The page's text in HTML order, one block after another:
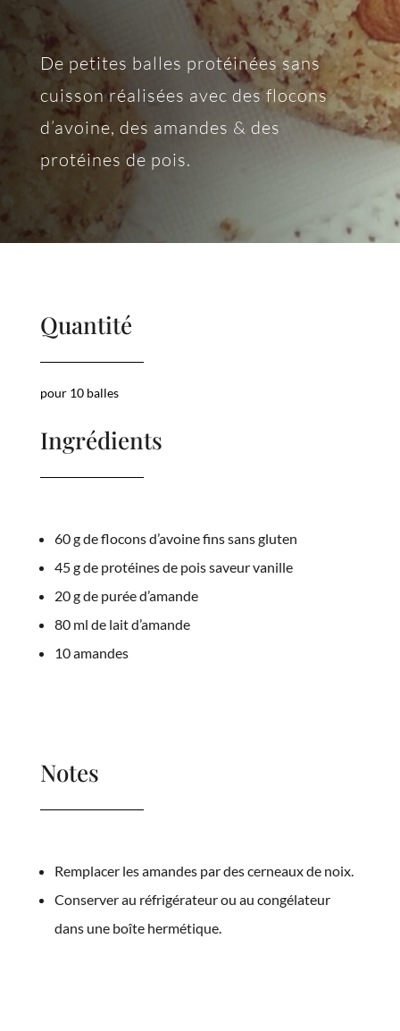
De petites balles protéinées sans
cuisson réalisées avec des flocons
d’avoine, des amandes & des
protéines de pois.
Quantité
pour 10 balles
Ingrédients
60 g de flocons d’avoine fins sans gluten
45 g de protéines de pois saveur vanille
20 g de purée d’amande
80 ml de lait d’amande
10 amandes
Notes
Remplacer les amandes par des cerneaux de noix.
Conserver au réfrigérateur ou au congélateur
dans une boîte hermétique.